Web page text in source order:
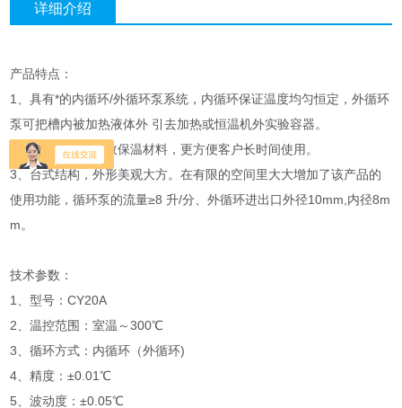
详细介绍
产品特点：
1、具有*的内循环/外循环泵系统，内循环保证温度均匀恒定，外循环
泵可把槽内被加热液体外 引去加热或恒温机外实验容器。
2、保温层采用高效保温材料，更方便客户长时间使用。
3、台式结构，外形美观大方。在有限的空间里大大增加了该产品的
使用功能，循环泵的流量≥8 升/分、外循环进出口外径10mm,内径8m
m。
技术参数：
1、型号：CY20A
2、温控范围：室温～300℃
3、循环方式：内循环（外循环)
4、精度：±0.01℃
5、波动度：±0.05℃